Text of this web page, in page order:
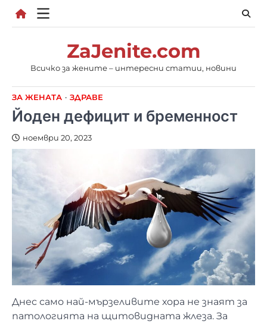
Skip
ZaJenite.com
Всичко за жените – интересни статии, новини
ЗА ЖЕНАТА ЗДРАВЕ
Йоден дефицит и бременност
ноември 20, 2023
Днес само най-мързеливите хора не знаят за
патологията на щитовидната жлеза. За